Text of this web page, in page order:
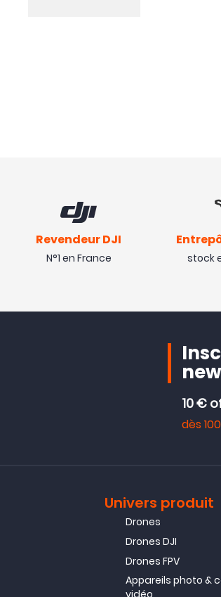
Revendeur DJI
N°1 en France stock
10 €
dès
Univers produit
Drones
Drones DJI
Drones FPV
Appareils photo &
vidéo